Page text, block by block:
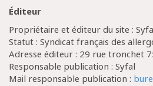
Éditeur
Propriétaire et éditeur du site :
​​Statut : Syndicat français des
Adresse éditeur : 29 rue tronchet
​​Responsable publication : Syfal
Mail responsable publication :